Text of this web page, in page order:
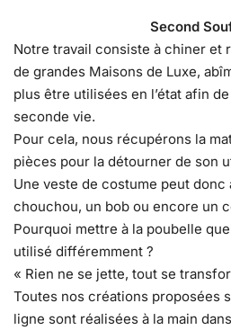
Second
Notre travail consiste à chiner et
de grandes Maisons de Luxe,
plus être utilisées en l’état afin
seconde vie.
Pour cela, nous récupérons la
pièces pour la détourner de son
Une veste de costume peut donc
chouchou, un bob ou encore un
Pourquoi mettre à la poubelle
utilisé différemment ?
« Rien ne se jette, tout se
Toutes nos créations proposées
ligne sont réalisées à la main